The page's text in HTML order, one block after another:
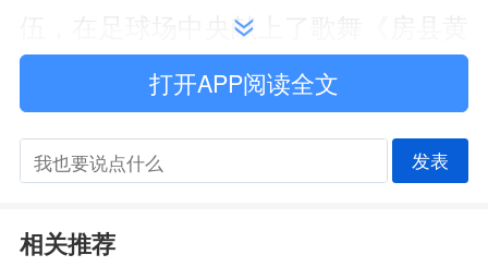
伍，在足球场中央献上了歌舞《房县黄
酒歌》。演员们身着传统服饰，以优美
的舞姿和悠扬的歌声，展现了房县黄酒
文化的独特魅力，让观众在品味足球激
打开APP阅读全文
发表
相关推荐